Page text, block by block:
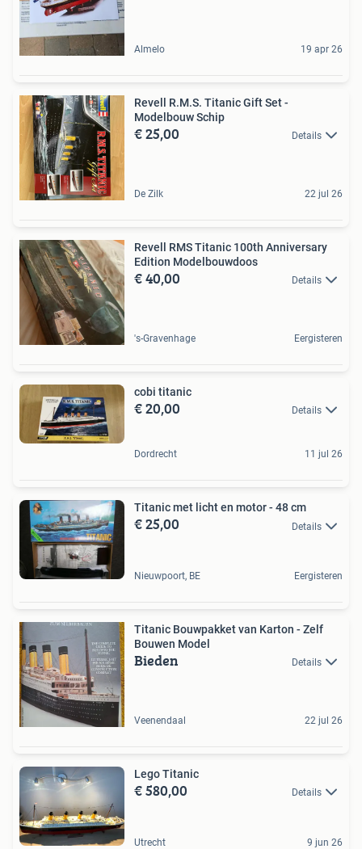
Almelo 19 apr 26
Revell R.M.S. Titanic Gift Set -
Modelbouw Schip
€ 25,00 Details
De Zilk 22 jul 26
Revell RMS Titanic 100th Anniversary
Edition Modelbouwdoos
€ 40,00 Details
's-Gravenhage Eergisteren
cobi titanic
€ 20,00 Details
Dordrecht 11 jul 26
Titanic met licht en motor - 48 cm
€ 25,00 Details
Nieuwpoort, BE Eergisteren
Titanic Bouwpakket van Karton - Zelf
Bouwen Model
Bieden Details
Veenendaal 22 jul 26
Lego Titanic
€ 580,00 Details
Utrecht 9 jun 26